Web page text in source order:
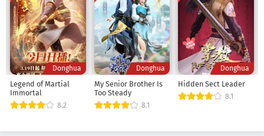
Donghua
Legend of Martial
Immortal
8.2
Donghua
My Senior Brother Is
Too Steady
8.1
Donghua
Hidden Sect Leader
8.1